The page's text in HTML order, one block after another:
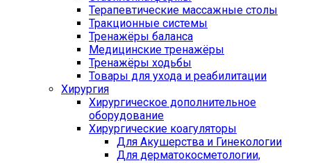
Терапевтические массажные столы
Тракционные системы
Тренажёры баланса
Медицинские тренажёры
Тренажёры ходьбы
Товары для ухода и реабилитации
Хирургия
Хирургическое дополнительное
оборудование
Хирургические коагуляторы
Для Акушерства и Гинекологии
Для дерматокосметологии,